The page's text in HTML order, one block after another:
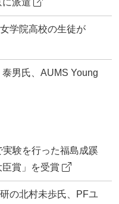
学院高校の生徒が
泰男氏、AUMS Young
実験を行った福島成蹊
賞」を受賞
の北村未歩氏、PFユ